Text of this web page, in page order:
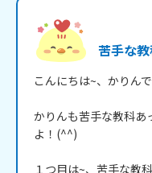
苦手な
こんにちは~、かり
かりんも苦手な教科あ
よ！(^^)
１つ目は~、苦手な教